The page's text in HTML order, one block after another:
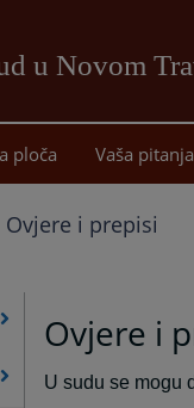
u Novom
ploča Vaša pitanja
Ovjere i prepisi
Ovjere i
U sudu se mogu